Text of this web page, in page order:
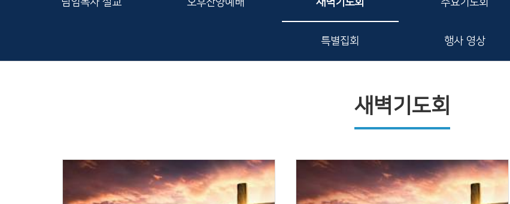
담임목사 설교 오후찬양예배 새벽기도회 수요기도회
특별집회 행사 영상
새벽기도회